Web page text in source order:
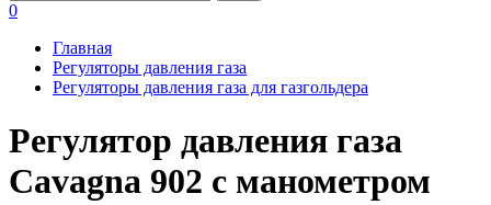
0
Главная
Регуляторы давления газа
Регуляторы давления газа для газгольдера
Регулятор давления газа
Cavagna 902 с манометром